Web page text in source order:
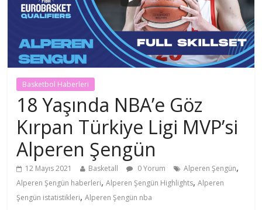
Basketbol Haberleri
18 Yaşında NBA’e Göz
Kırpan Türkiye Ligi MVP’si
Alperen Şengün
12 Mayıs 2021 Basketall 0 Yorum Alperen Şengün,
Alperen Şengün haberleri,Alperen Şengün Highlights,Alperen
Şengün istatistikleri,Alperen Şengün nba